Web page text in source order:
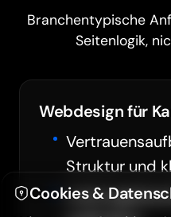
Branchentypische
Seitenlogik,
Webdesign für
Struktur und
Hintergrundvideo
Hoher Kontrast
Cookies &